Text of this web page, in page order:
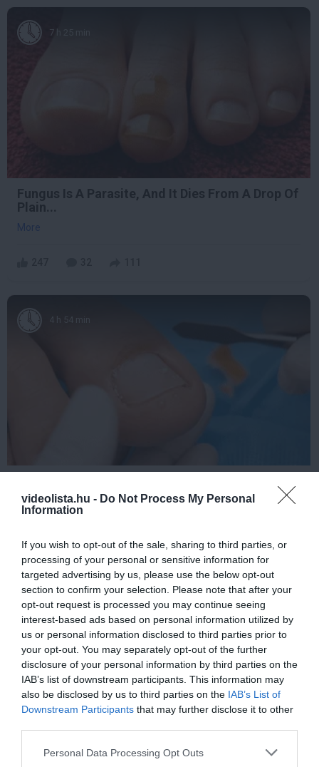
videolista.hu - Do Not Process My Personal
Information
If you wish to opt-out of the sale, sharing to third parties, or
processing of your personal or sensitive information for
targeted advertising by us, please use the below opt-out
section to confirm your selection. Please note that after your
opt-out request is processed you may continue seeing
interest-based ads based on personal information utilized by
us or personal information disclosed to third parties prior to
your opt-out. You may separately opt-out of the further
disclosure of your personal information by third parties on the
IAB’s list of downstream participants. This information may
also be disclosed by us to third parties on the IAB’s List of
Downstream Participants that may further disclose it to other
Please note that this website/app uses one or more Google
Personal Data Processing Opt Outs
7 h 25 min
Fungus Is A Parasite, And It Dies From A Drop Of
Plain...
More
4 h 54 min
Use
More
168 56 243
7 h 28 min